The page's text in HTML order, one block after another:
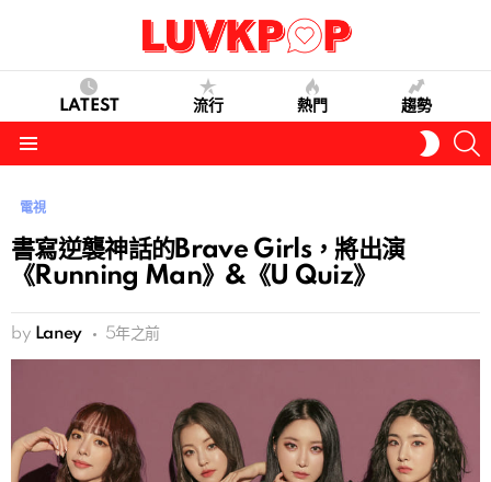
LATEST 流行 熱門 趨勢
SKIN
電視
書寫逆襲神話的Brave Girls，將出演
《Running Man》&《U Quiz》
by Laney 5年之前